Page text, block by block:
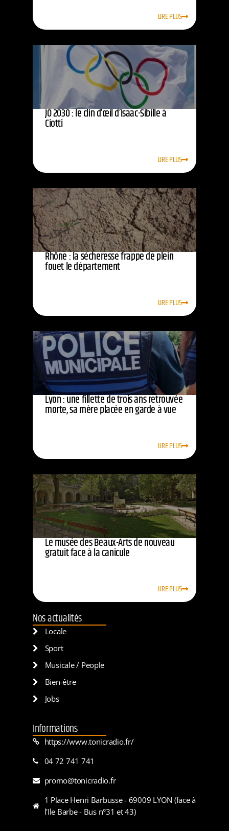
LIRE PLUS
JO 2030 : le clin d’œil d’Isaac-Sibille à
Ciotti
LIRE PLUS
Rhône : la sécheresse frappe de plein
fouet le département
LIRE PLUS
Lyon : une fillette de trois ans retrouvée
morte, sa mère placée en garde à vue
LIRE PLUS
Le musée des Beaux-Arts de nouveau
gratuit face à la canicule
LIRE PLUS
Nos actualités
Locale
Sport
Musicale / People
Bien-être
Jobs
Informations
https://www.tonicradio.fr/
04 72 741 741
promo@tonicradio.fr
1 Place Henri Barbusse - 69009 LYON (face à
l'Ile Barbe - Bus n°31 et 43)